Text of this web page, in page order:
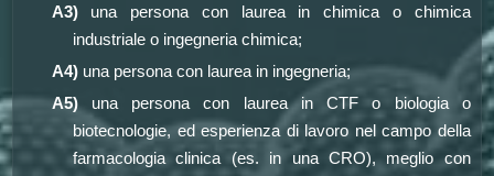
A3)una persona con laurea in chimica o chimica
industriale o ingegneria chimica;
A4)una persona con laurea in ingegneria;
A5)una persona con laurea in CTF o biologia o
biotecnologie, ed esperienza di lavoro nel campo della
farmacologia clinica (es. in una CRO), meglio con